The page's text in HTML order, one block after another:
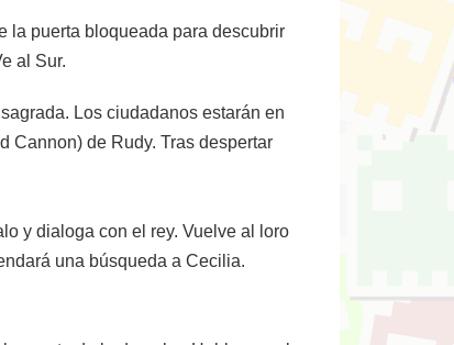
la puerta bloqueada para descubrir
al Sur.
Los ciudadanos estarán en
Cannon) de Rudy. Tras despertar
y dialoga con el rey. Vuelve al loro
una búsqueda a Cecilia.